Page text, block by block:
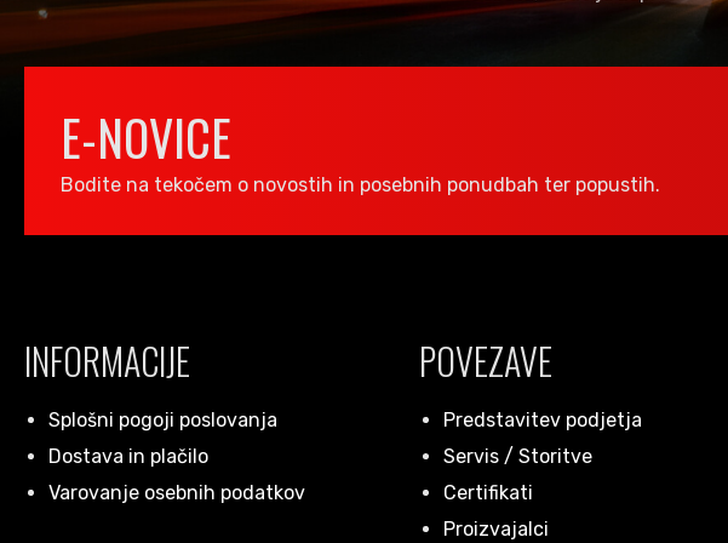
E-NOVICE
Bodite na tekočem o novostih in posebnih ponudbah ter popustih.
INFORMACIJE
Splošni pogoji poslovanja
Dostava in plačilo
Varovanje osebnih podatkov
POVEZAVE
Predstavitev podjetja
Servis / Storitve
Certifikati
Proizvajalci